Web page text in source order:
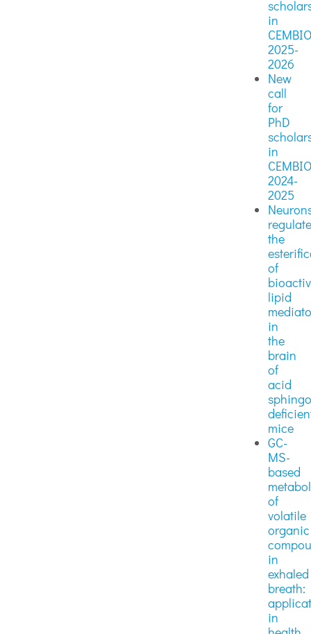
in
2025-
2026
New
call
for
PhD
in
2024-
2025
the
of
lipid
in
the
brain
of
acid
mice
GC-
MS-
based
of
volatile
organic
in
exhaled
breath:
in